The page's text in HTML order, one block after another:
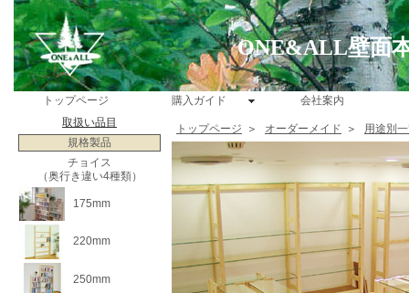
ONE&ALL壁面
トップページ 購入ガイド
会社案内
取扱い品目
規格製品
チョイス
（奥行き違い4種類）
175mm
220mm
250mm
トップページ ＞ オーダーメイド ＞ 用途別